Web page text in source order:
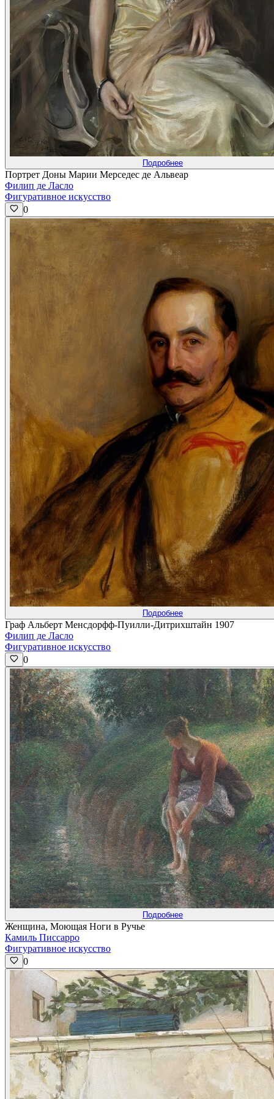
Подробнее
Портрет Доны Марии Мерседес де Альвеар
Филип де Ласло
Фигуративное искусство
0
Подробнее
Граф Альберт Менсдорфф-Пуилли-Дитрихштайн 1907
Филип де Ласло
Фигуративное искусство
0
Подробнее
Женщина, Моющая Ноги в Ручье
Камиль Писсарро
Фигуративное искусство
0